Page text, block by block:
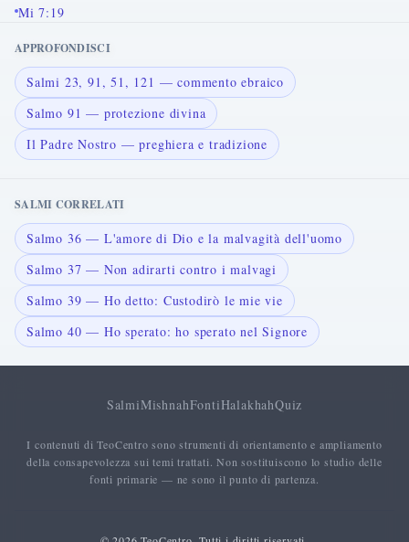
Mi 7:19
APPROFONDISCI
Salmi 23, 91, 51, 121 — commento ebraico
Salmo 91 — protezione divina
Il Padre Nostro — preghiera e tradizione
SALMI CORRELATI
Salmo 36 — L'amore di Dio e la malvagità dell'uomo
Salmo 37 — Non adirarti contro i malvagi
Salmo 39 — Ho detto: Custodirò le mie vie
Salmo 40 — Ho sperato: ho sperato nel Signore
SalmiMishnahFontiHalakhahQuiz
I contenuti di TeoCentro sono strumenti di orientamento e ampliamento
della consapevolezza sui temi trattati. Non sostituiscono lo studio delle
fonti primarie — ne sono il punto di partenza.